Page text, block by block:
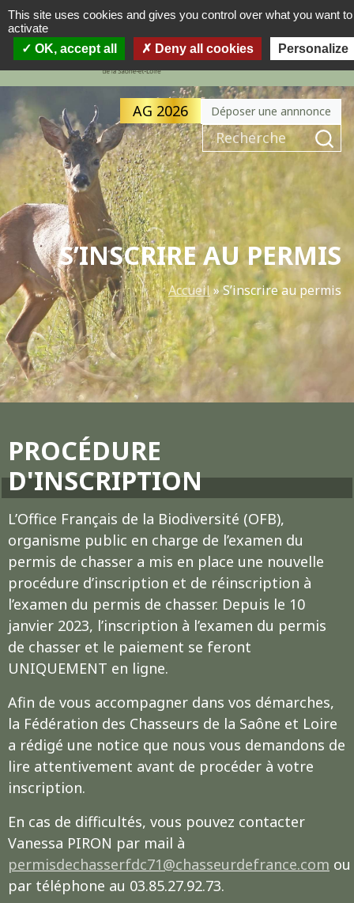
MENU
AG 2026 Déposer une annnonce
S’INSCRIRE AU PERMIS
Accueil»S’inscrire au permis
PROCÉDURE
D'INSCRIPTION
L’Office Français de la Biodiversité (OFB),
organisme public en charge de l’examen du
permis de chasser a mis en place une nouvelle
procédure d’inscription et de réinscription à
l’examen du permis de chasser. Depuis le 10
janvier 2023, l’inscription à l’examen du permis
de chasser et le paiement se feront
UNIQUEMENT en ligne.
Afin de vous accompagner dans vos démarches,
la Fédération des Chasseurs de la Saône et Loire
a rédigé une notice que nous vous demandons de
lire attentivement avant de procéder à votre
inscription.
En cas de difficultés, vous pouvez contacter
Vanessa PIRON par mail à
permisdechasserfdc71@chasseurdefrance.com ou
par téléphone au 03.85.27.92.73.
This site uses cookies and gives you control over what you want to
activate
OK, accept all
Deny all cookies Personalize